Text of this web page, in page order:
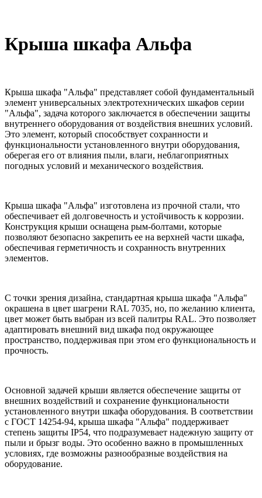
Крыша шкафа Альфа
Крыша шкафа "Альфа" представляет собой фундаментальный
элемент универсальных электротехнических шкафов серии
"Альфа", задача которого заключается в обеспечении защиты
внутреннего оборудования от воздействия внешних условий.
Это элемент, который способствует сохранности и
функциональности установленного внутри оборудования,
оберегая его от влияния пыли, влаги, неблагоприятных
погодных условий и механического воздействия.
Крыша шкафа "Альфа" изготовлена из прочной стали, что
обеспечивает ей долговечность и устойчивость к коррозии.
Конструкция крыши оснащена рым-болтами, которые
позволяют безопасно закрепить ее на верхней части шкафа,
обеспечивая герметичность и сохранность внутренних
элементов.
С точки зрения дизайна, стандартная крыша шкафа "Альфа"
окрашена в цвет шагрени RAL 7035, но, по желанию клиента,
цвет может быть выбран из всей палитры RAL. Это позволяет
адаптировать внешний вид шкафа под окружающее
пространство, поддерживая при этом его функциональность и
прочность.
Основной задачей крыши является обеспечение защиты от
внешних воздействий и сохранение функциональности
установленного внутри шкафа оборудования. В соответствии
с ГОСТ 14254-94, крыша шкафа "Альфа" поддерживает
степень защиты IP54, что подразумевает надежную защиту от
пыли и брызг воды. Это особенно важно в промышленных
условиях, где возможны разнообразные воздействия на
оборудование.